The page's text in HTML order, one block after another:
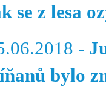
se z lesa
-
bylo